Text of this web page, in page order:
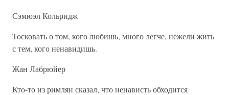
Сэмюэл Кольридж
Тосковать о том, кого любишь, много легче, нежели жить
с тем, кого ненавидишь.
Жан Лабрюйер
Кто-то из римлян сказал, что ненависть обходится